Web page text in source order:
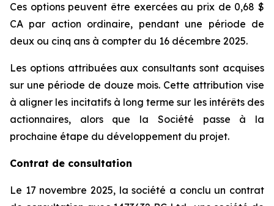
Ces options peuvent être exercées au prix de 0,68 $
CA par action ordinaire, pendant une période de
deux ou cinq ans à compter du 16 décembre 2025.
Les options attribuées aux consultants sont acquises
sur une période de douze mois. Cette attribution vise
à aligner les incitatifs à long terme sur les intérêts des
actionnaires, alors que la Société passe à la
prochaine étape du développement du projet.
Contrat de consultation
Le 17 novembre 2025, la société a conclu un contrat